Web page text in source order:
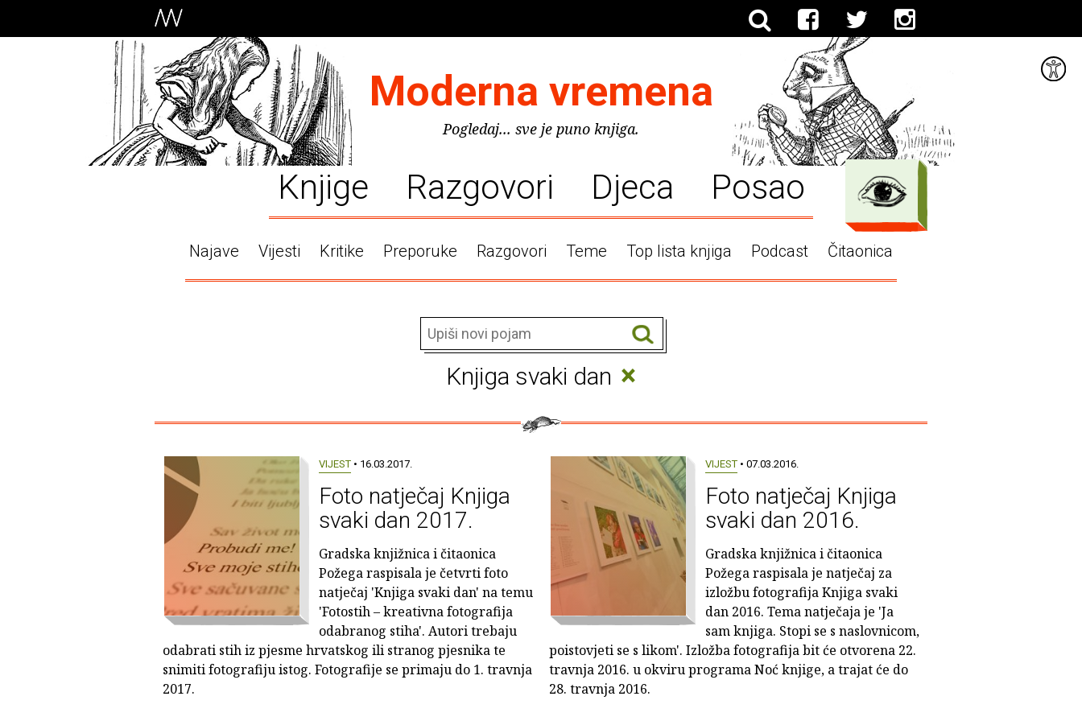
Moderna vremena
Pogledaj... sve je puno knjiga.
Knjige Razgovori Djeca Posao
Najave Vijesti Kritike Preporuke Razgovori Teme Top lista knjiga Podcast Čitaonica
Knjiga svaki dan ×
VIJEST • 16.03.2017.
Foto natječaj Knjiga
svaki dan 2017.
Gradska knjižnica i čitaonica
Požega raspisala je četvrti foto
natječaj 'Knjiga svaki dan' na temu
'Fotostih – kreativna fotografija
odabranog stiha'. Autori trebaju
odabrati stih iz pjesme hrvatskog ili stranog pjesnika te
snimiti fotografiju istog. Fotografije se primaju do 1. travnja
2017.
VIJEST • 07.03.2016.
Foto natječaj Knjiga
svaki dan 2016.
Gradska knjižnica i čitaonica
Požega raspisala je natječaj za
izložbu fotografija Knjiga svaki
dan 2016. Tema natječaja je 'Ja
sam knjiga. Stopi se s naslovnicom,
poistovjeti se s likom'. Izložba fotografija bit će otvorena 22.
travnja 2016. u okviru programa Noć knjige, a trajat će do
28. travnja 2016.